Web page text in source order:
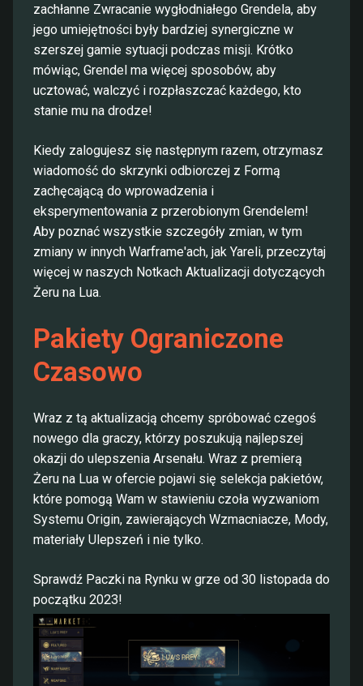
zachłanne Zwracanie wygłodniałego Grendela, aby
jego umiejętności były bardziej synergiczne w
szerszej gamie sytuacji podczas misji. Krótko
mówiąc, Grendel ma więcej sposobów, aby
ucztować, walczyć i rozpłaszczać każdego, kto
stanie mu na drodze!
Kiedy zalogujesz się następnym razem, otrzymasz
wiadomość do skrzynki odbiorczej z Formą
zachęcającą do wprowadzenia i
eksperymentowania z przerobionym Grendelem!
Aby poznać wszystkie szczegóły zmian, w tym
zmiany w innych Warframe'ach, jak Yareli, przeczytaj
więcej w naszych Notkach Aktualizacji dotyczących
Żeru na Lua.
Pakiety Ograniczone
Czasowo
Wraz z tą aktualizacją chcemy spróbować czegoś
nowego dla graczy, którzy poszukują najlepszej
okazji do ulepszenia Arsenału. Wraz z premierą
Żeru na Lua w ofercie pojawi się selekcja pakietów,
które pomogą Wam w stawieniu czoła wyzwaniom
Systemu Origin, zawierających Wzmacniacze, Mody,
materiały Ulepszeń i nie tylko.
Sprawdź Paczki na Rynku w grze od 30 listopada do
początku 2023!